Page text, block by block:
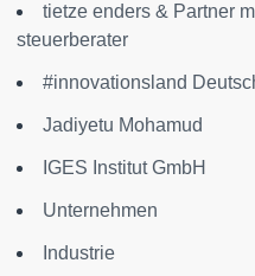
tietze enders & Partner
steuerberater
#innovationsland
Jadiyetu Mohamud
IGES Institut GmbH
Unternehmen
Industrie